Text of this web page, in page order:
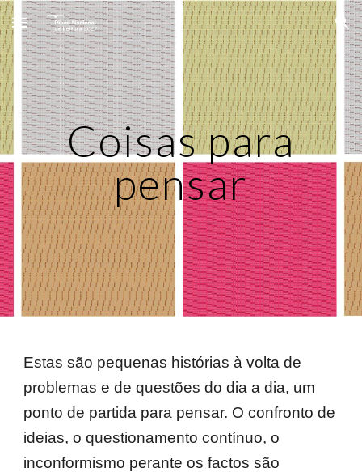
Skip to main content Skip to navigation
Coisas para
pensar
Estas são pequenas histórias à volta de
problemas e de questões do dia a dia, um
ponto de partida para pensar. O confronto de
ideias, o questionamento contínuo, o
inconformismo perante os factos são